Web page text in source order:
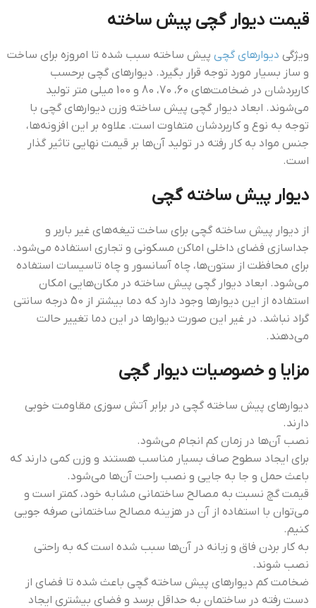
قیمت دیوار گچی پیش ساخته
ویژگی دیوارهای گچی پیش ساخته سبب شده تا امروزه برای ساخت
و ساز بسیار مورد توجه قرار بگیرد. دیوارهای گچی برحسب
کاربردشان در ضخامت‌های 60، 70، 80 و 100 میلی متر تولید
می‌شوند. ابعاد دیوار گچی پیش ساخته وزن دیوارهای گچی با
توجه به نوع و کاربردشان متفاوت است. علاوه بر این افزونه‌ها،
جنس مواد به کار رفته در تولید آن‌ها بر قیمت نهایی تاثیر گذار
است.
دیوار پیش ساخته گچی
از دیوار پیش ساخته گچی برای ساخت تیغه‌های غیر باربر و
جداسازی فضای داخلی اماکن مسکونی و تجاری استفاده می‌شود.
برای محافظت از ستون‌ها، چاه آسانسور و چاه تاسیسات استفاده
می‌شود. ابعاد دیوار گچی پیش ساخته در مکان‌هایی امکان
استفاده از این دیوارها وجود دارد که دما بیشتر از 50 درجه سانتی
گراد نباشد. در غیر این صورت دیوارها در این دما تغییر حالت
می‌دهند.
مزایا و خصوصیات دیوار گچی
دیوارهای پیش ساخته گچی در برابر آتش سوزی مقاومت خوبی
دارند.
نصب آن‌ها در زمان کم انجام می‌شود.
برای ایجاد سطوح صاف بسیار مناسب هستند و وزن کمی دارند که
باعث حمل و جا به جایی و نصب راحت آن‌ها می‌شود.
قیمت گچ نسبت به مصالح ساختمانی مشابه خود، کمتر است و
می‌توان با استفاده از آن در هزینه مصالح ساختمانی صرفه جویی
کنیم.
به کار بردن فاق و زبانه در آن‌ها سبب شده است که به راحتی
نصب شوند.
ضخامت کم دیوارهای پیش ساخته گچی باعث شده تا فضای از
دست رفته در ساختمان به حداقل برسد و فضای بیشتری ایجاد